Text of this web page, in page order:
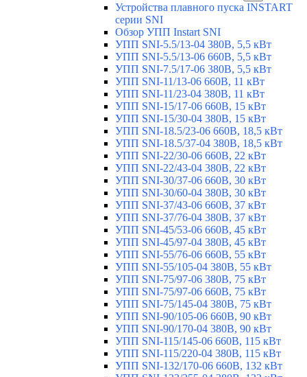
Устройства плавного пуска INSTART
серии SNI
Обзор УПП Instart SNI
УПП SNI-5.5/13-04 380В, 5,5 кВт
УПП SNI-5.5/13-06 660В, 5,5 кВт
УПП SNI-7.5/17-06 380В, 5,5 кВт
УПП SNI-11/13-06 660В, 11 кВт
УПП SNI-11/23-04 380В, 11 кВт
УПП SNI-15/17-06 660В, 15 кВт
УПП SNI-15/30-04 380В, 15 кВт
УПП SNI-18.5/23-06 660В, 18,5 кВт
УПП SNI-18.5/37-04 380В, 18,5 кВт
УПП SNI-22/30-06 660В, 22 кВт
УПП SNI-22/43-04 380В, 22 кВт
УПП SNI-30/37-06 660В, 30 кВт
УПП SNI-30/60-04 380В, 30 кВт
УПП SNI-37/43-06 660В, 37 кВт
УПП SNI-37/76-04 380В, 37 кВт
УПП SNI-45/53-06 660В, 45 кВт
УПП SNI-45/97-04 380В, 45 кВт
УПП SNI-55/76-06 660В, 55 кВт
УПП SNI-55/105-04 380В, 55 кВт
УПП SNI-75/97-06 380В, 75 кВт
УПП SNI-75/97-06 660В, 75 кВт
УПП SNI-75/145-04 380В, 75 кВт
УПП SNI-90/105-06 660В, 90 кВт
УПП SNI-90/170-04 380В, 90 кВт
УПП SNI-115/145-06 660В, 115 кВт
УПП SNI-115/220-04 380В, 115 кВт
УПП SNI-132/170-06 660В, 132 кВт